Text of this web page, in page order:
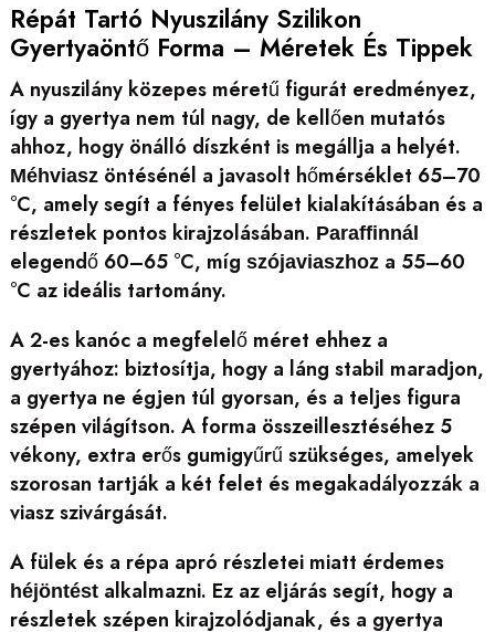
Répát Tartó Nyuszilány Szilikon
Gyertyaöntő Forma – Méretek És Tippek
A nyuszilány közepes méretű figurát eredményez,
így a gyertya nem túl nagy, de kellően mutatós
ahhoz, hogy önálló díszként is megállja a helyét.
Méhviaszöntésénél a javasolt hőmérséklet 65–70
°C, amely segít a fényes felület kialakításában és a
részletek pontos kirajzolásában. Paraffinnál
elegendő 60–65 °C, míg szójaviaszhoza 55–60
°C az ideális tartomány.
A 2-es kanóc a megfelelő méret ehhez a
gyertyához: biztosítja, hogy a láng stabil maradjon,
a gyertya ne égjen túl gyorsan, és a teljes figura
szépen világítson. A forma összeillesztéséhez 5
vékony, extra erős gumigyűrű szükséges, amelyek
szorosan tartják a két felet és megakadályozzák a
viasz szivárgását.
A fülek és a répa apró részletei miatt érdemes
héjöntéstalkalmazni. Ez az eljárás segít, hogy a
részletek szépen kirajzolódjanak, és a gyertya